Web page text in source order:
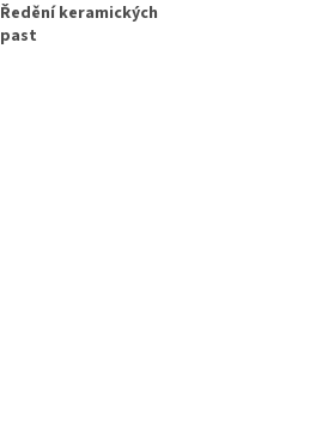
Ředění keramických
past